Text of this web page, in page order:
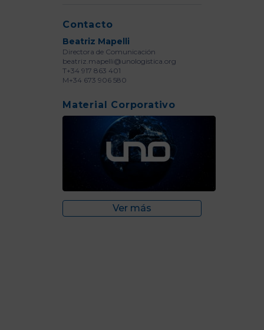
Contacto
Beatriz Mapelli
Directora de Comunicación
beatriz.mapelli@unologistica.org
T+34 917 863 401
M+34 673 906 580
Material Corporativo
Ver más